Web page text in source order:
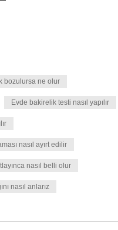
bozulursa ne olur
Evde bakirelik testi nasıl yapılır
nasıl ayırt edilir
nasıl belli olur
nasıl anlarız